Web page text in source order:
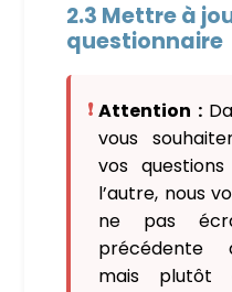
2.3 Mettre à
questionnaire
Attention :
vous
vos
l’autre, nous
ne pas
précédente
mais plutôt